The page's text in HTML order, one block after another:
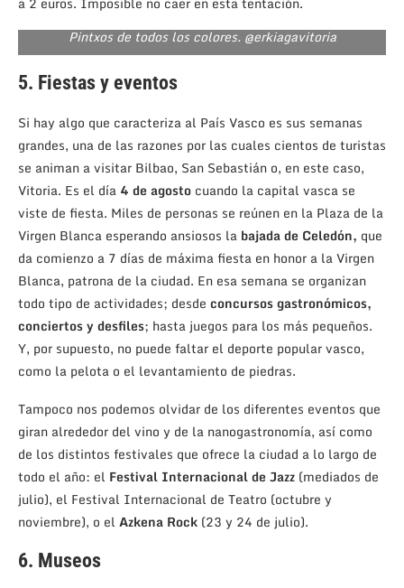
Pintxos de todos los colores. @erkiagavitoria
5. Fiestas y eventos
Si hay algo que caracteriza al País Vasco es sus semanas
grandes, una de las razones por las cuales cientos de turistas
se animan a visitar Bilbao, San Sebastián o, en este caso,
Vitoria. Es el día 4 de agosto cuando la capital vasca se
viste de fiesta. Miles de personas se reúnen en la Plaza de la
Virgen Blanca esperando ansiosos la bajada de Celedón, que
da comienzo a 7 días de máxima fiesta en honor a la Virgen
Blanca, patrona de la ciudad. En esa semana se organizan
todo tipo de actividades; desde concursos gastronómicos,
conciertos y desfiles; hasta juegos para los más pequeños.
Y, por supuesto, no puede faltar el deporte popular vasco,
como la pelota o el levantamiento de piedras.
Tampoco nos podemos olvidar de los diferentes eventos que
giran alrededor del vino y de la nanogastronomía, así como
de los distintos festivales que ofrece la ciudad a lo largo de
todo el año: el Festival Internacional de Jazz (mediados de
julio), el Festival Internacional de Teatro (octubre y
noviembre), o el Azkena Rock (23 y 24 de julio).
6. Museos